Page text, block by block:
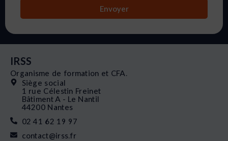
Envoyer
IRSS
Organisme de formation et CFA.
Siège social
1 rue Célestin Freinet
Bâtiment A - Le Nantil
44200 Nantes
02 41 62 19 97
contact@irss.fr